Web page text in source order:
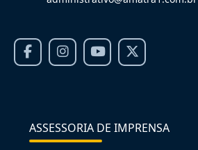
ASSESSORIA DE IMPRENSA